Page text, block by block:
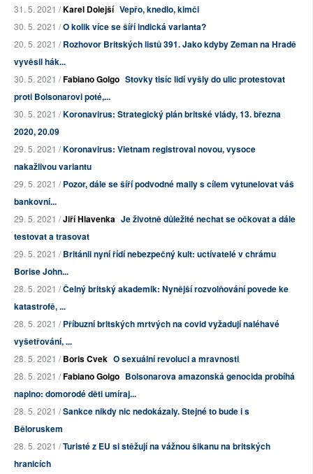
31. 5. 2021 /Karel Dolejší Vepřo, knedlo, kimči
30. 5. 2021 /O kolik více se šíří indická varianta?
20. 5. 2021 /Rozhovor Britských listů 391. Jako kdyby Zeman na Hradě
vyvěsil hák...
30. 5. 2021 /Fabiano Golgo Stovky tisíc lidí vyšly do ulic protestovat
proti Bolsonarovi poté,...
30. 5. 2021 /Koronavirus: Strategický plán britské vlády, 13. března
2020, 20.09
29. 5. 2021 /Koronavirus: Vietnam registroval novou, vysoce
nakažlivou variantu
29. 5. 2021 /Pozor, dále se šíří podvodné maily s cílem vytunelovat váš
bankovní...
29. 5. 2021 /Jiří Hlavenka Je životně důležité nechat se očkovat a dále
testovat a trasovat
29. 5. 2021 /Británii nyní řídí nebezpečný kult: uctívatelé v chrámu
Borise John...
28. 5. 2021 /Čelný britský akademik: Nynější rozvolňování povede ke
katastrofě, ...
28. 5. 2021 /Příbuzní britských mrtvých na covid vyžadují naléhavé
vyšetřování, ...
28. 5. 2021 /Boris Cvek O sexuální revoluci a mravnosti
28. 5. 2021 /Fabiano Golgo Bolsonarova amazonská genocida probíhá
naplno: domorodé děti umíraj...
28. 5. 2021 /Sankce nikdy nic nedokázaly. Stejné to bude i s
Běloruskem
28. 5. 2021 /Turisté z EU si stěžují na vážnou šikanu na britských
hranicích